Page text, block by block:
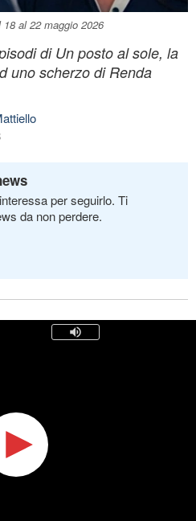
al 22 maggio 2026
di Un posto al sole, la
uno scherzo di Renda
per seguirlo. Ti
da non perdere.